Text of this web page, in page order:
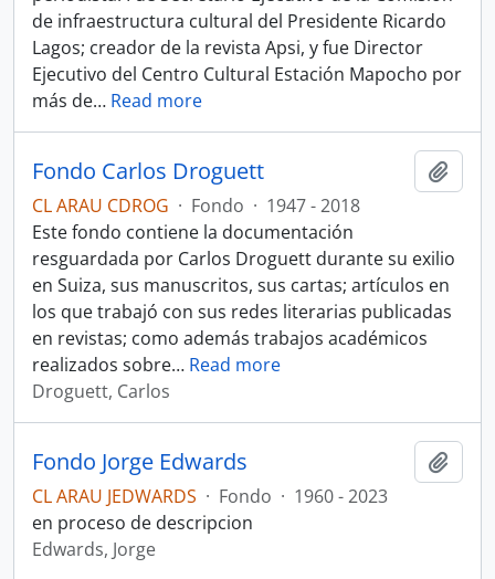
de infraestructura cultural del Presidente Ricardo
Lagos; creador de la revista Apsi, y fue Director
Ejecutivo del Centro Cultural Estación Mapocho por
más de… Read more
Fondo Carlos Droguett
CL ARAU CDROG · Fondo · 1947 - 2018
Este fondo contiene la documentación
resguardada por Carlos Droguett durante su exilio
en Suiza, sus manuscritos, sus cartas; artículos en
los que trabajó con sus redes literarias publicadas
en revistas; como además trabajos académicos
realizados sobre… Read more
Droguett, Carlos
Fondo Jorge Edwards
CL ARAU JEDWARDS · Fondo · 1960 - 2023
en proceso de descripcion
Edwards, Jorge